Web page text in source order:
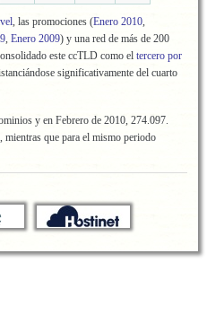
, las promociones (Enero 2010,
, Enero 2009) y una red de más de 200
este ccTLD como el tercero por
significativamente del cuarto
y en Febrero de 2010, 274.097.
que para el mismo periodo